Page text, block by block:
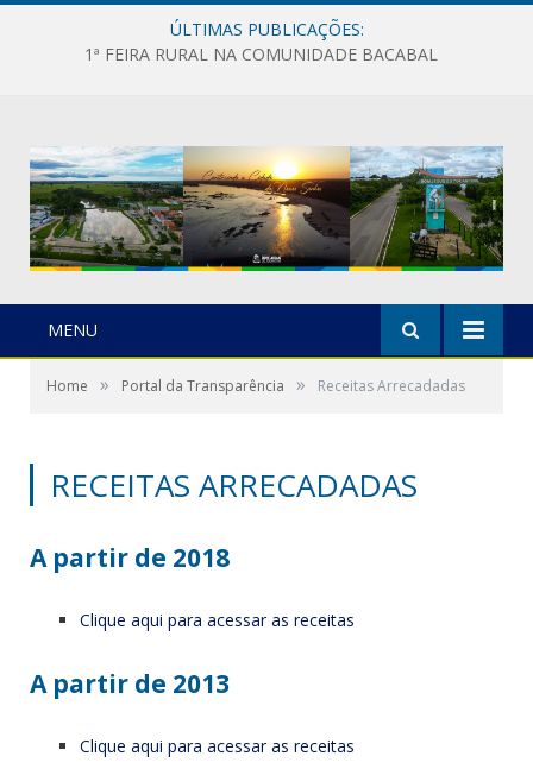
ÚLTIMAS PUBLICAÇÕES:
1ª FEIRA RURAL NA COMUNIDADE BACABAL
MENU
Home » Portal da Transparência » Receitas Arrecadadas
RECEITAS ARRECADADAS
A partir de 2018
Clique aqui para acessar as receitas
A partir de 2013
Clique aqui para acessar as receitas